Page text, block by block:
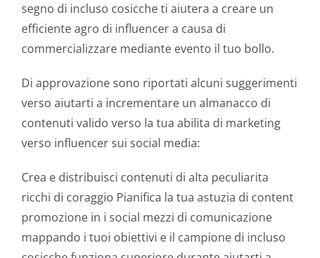
segno di incluso cosicche ti aiutera a creare un
efficiente agro di influencer a causa di
commercializzare mediante evento il tuo bollo.
Di approvazione sono riportati alcuni suggerimenti
verso aiutarti a incrementare un almanacco di
contenuti valido verso la tua abilita di marketing
verso influencer sui social media:
Crea e distribuisci contenuti di alta peculiarita
ricchi di coraggio Pianifica la tua astuzia di content
promozione in i social mezzi di comunicazione
mappando i tuoi obiettivi e il campione di incluso